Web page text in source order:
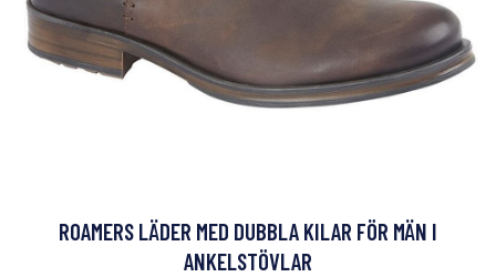
ROAMERS LÄDER MED DUBBLA KILAR FÖR MÄN I
ANKELSTÖVLAR